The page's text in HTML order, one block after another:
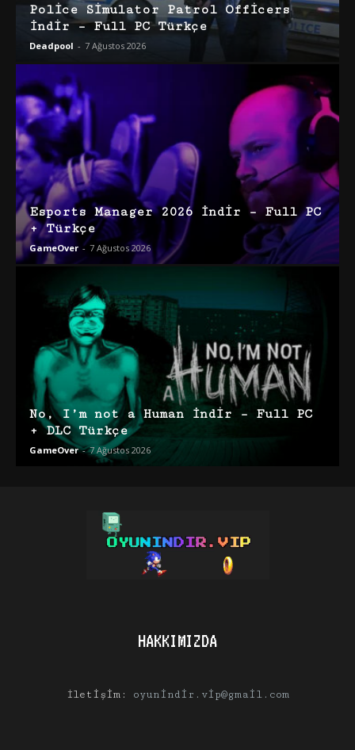
Police Simulator Patrol Officers
İndir – Full PC Türkçe
Deadpool - 7 Ağustos 2026
Esports Manager 2026 İndir – Full PC
+ Türkçe
GameOver - 7 Ağustos 2026
No, I’m not a Human İndir – Full PC
+ DLC Türkçe
GameOver - 7 Ağustos 2026
HAKKIMIZDA
İletişim: oyunindir.vip@gmail.com